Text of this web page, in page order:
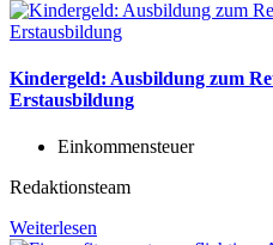
Kindergeld: Ausbildung zum
Erstausbildung
Einkommensteuer
Redaktionsteam
Weiterlesen